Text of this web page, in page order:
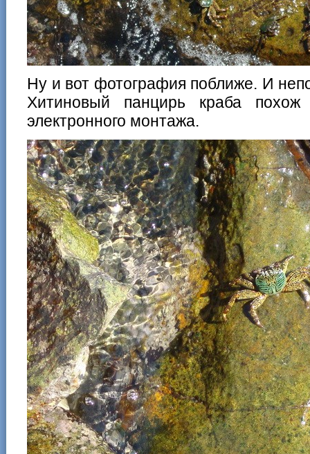
Ну и вот фотография поближе. И
Хитиновый панцирь краба
электронного монтажа.